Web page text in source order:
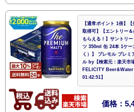
【通常ポイント 1倍】
取得可】【エントリー
もらえる！】サントリ
ツ 350ml 缶 24本 1ケー
く）】 プレモル プレミ
ル by【検索元：楽天市
FELICITY Beer&Water
01:42:51】
価格：